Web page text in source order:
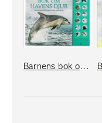
Barnens bok om havens djur